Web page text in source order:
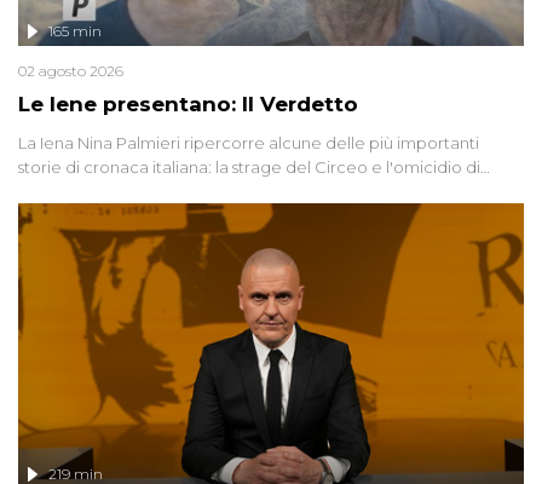
Le Iene presentano: Il Verdetto
165 min
02 agosto 2026
La Iena Nina Palmieri ripercorre alcune delle più importanti
storie di cronaca italiana: la strage del Circeo e l'omicidio di
219 min